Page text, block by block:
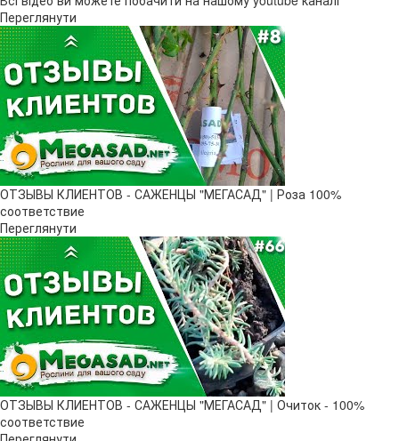
Переглянути
ОТЗЫВЫ КЛИЕНТОВ - САЖЕНЦЫ "МЕГАСАД" | Роза 100%
соответствие
Переглянути
ОТЗЫВЫ КЛИЕНТОВ - САЖЕНЦЫ "МЕГАСАД" | Очиток - 100%
соответствие